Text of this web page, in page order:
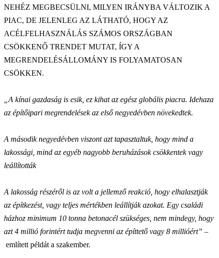
NEHÉZ MEGBECSÜLNI, MILYEN IRÁNYBA VÁLTOZIK A
PIAC, DE JELENLEG AZ LÁTHATÓ, HOGY AZ
ACÉLFELHASZNÁLÁS SZÁMOS ORSZÁGBAN
CSÖKKENŐ TRENDET MUTAT, ÍGY A
MEGRENDELÉSÁLLOMÁNY IS FOLYAMATOSAN
CSÖKKEN.
„A kínai gazdaság is esik, ez kihat az egész globális piacra. Idehaza
az építőipari megrendelések az első negyedévben növekedtek.
A második negyedévben viszont azt tapasztaltuk, hogy mind a
lakossági, mind az egyéb nagyobb beruházások csökkentek vagy
leállították
A lakosság részéről is az volt a jellemző reakció, hogy elhalasztják
az építkezést, vagy teljes mértékben leállítják azokat. Egy családi
házhoz minimum 10 tonna betonacél szükséges, nem mindegy, hogy
azt 4 millió forintért tudja megvenni az építtető vagy 8 millióért” –
említett példát a szakember.